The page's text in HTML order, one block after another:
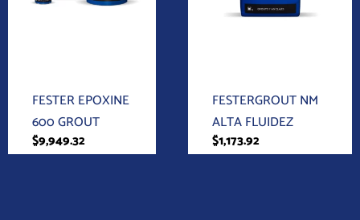
FESTER EPOXINE
600 GROUT
$9,949.32
FESTERGROUT NM
ALTA FLUIDEZ
$1,173.92